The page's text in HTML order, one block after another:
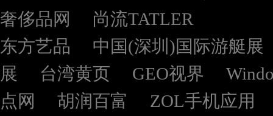
奢侈品网
尚流TATLER
东方艺品
中国(深圳)国际游艇展
展
台湾黄页 GEO视界
点网
胡润百富 ZOL手机应用